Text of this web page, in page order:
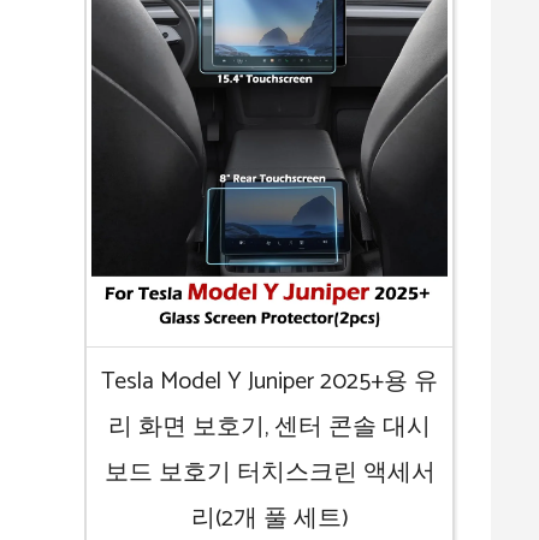
Tesla Model Y Juniper 2025+용 유
리 화면 보호기, 센터 콘솔 대시
보드 보호기 터치스크린 액세서
리(2개 풀 세트)